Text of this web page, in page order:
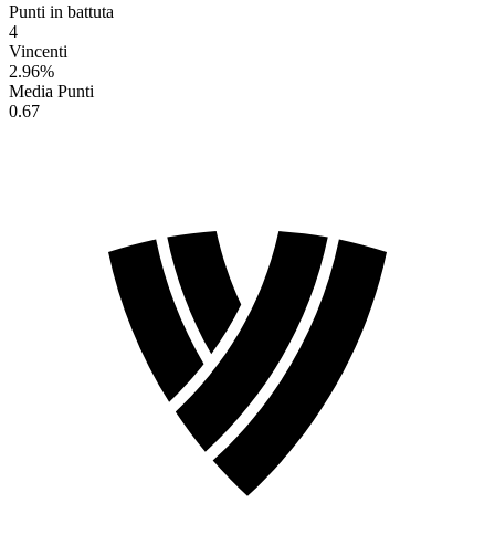
Punti in battuta
4
Vincenti
2.96%
Media Punti
0.67